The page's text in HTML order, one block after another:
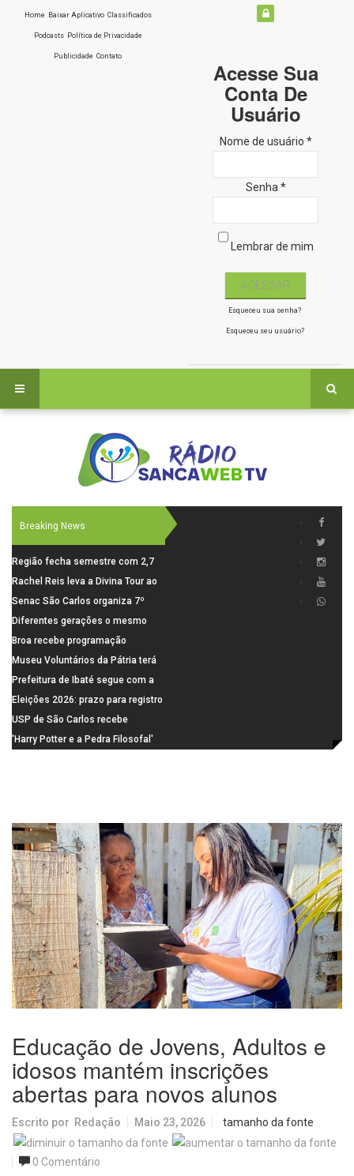
Home Baixar Aplicativo Classificados
Podcasts Política de Privacidade
Publicidade Contato
Acesse Sua
Conta De
Usuário
Nome de usuário *
Senha *
Lembrar de mim
Esqueceu sua senha?
Esqueceu seu usuário?
Breaking News
Região fecha semestre com 2,7
mil novosempregos e retoma
saldo positivo em junho
Rachel Reis leva a Divina Tour ao
interior de São Paulo com shows
inéditos em São Carlos e Jundiaí
Senac São Carlos organiza 7º
Fórum Internacional Senac de
Educadores com debates sobre
pensamento crítico, leitura e
diversidade
Diferentes gerações o mesmo
amor: pais do Saae contam como
a paternidade transformou suas
histórias
Broa recebe programação
esportiva com corrida, vela e
demonstração de paramotor
Museu Voluntários da Pátria terá
horário especial nesta segunda-
feira (10)
Prefeitura de Ibaté segue com a
Campanha do Agasalho segue
durante o mês de agosto
Eleições 2026: prazo para registro
de candidaturas acaba em 15 de
agosto
USP de São Carlos recebe
visitantes para apresentar cursos
'Harry Potter e a Pedra Filosofal'
Educação de Jovens, Adultos e
idosos mantém inscrições
abertas para novos alunos
Escrito por Redação Maio 23, 2026 tamanho da fonte
0 Comentário